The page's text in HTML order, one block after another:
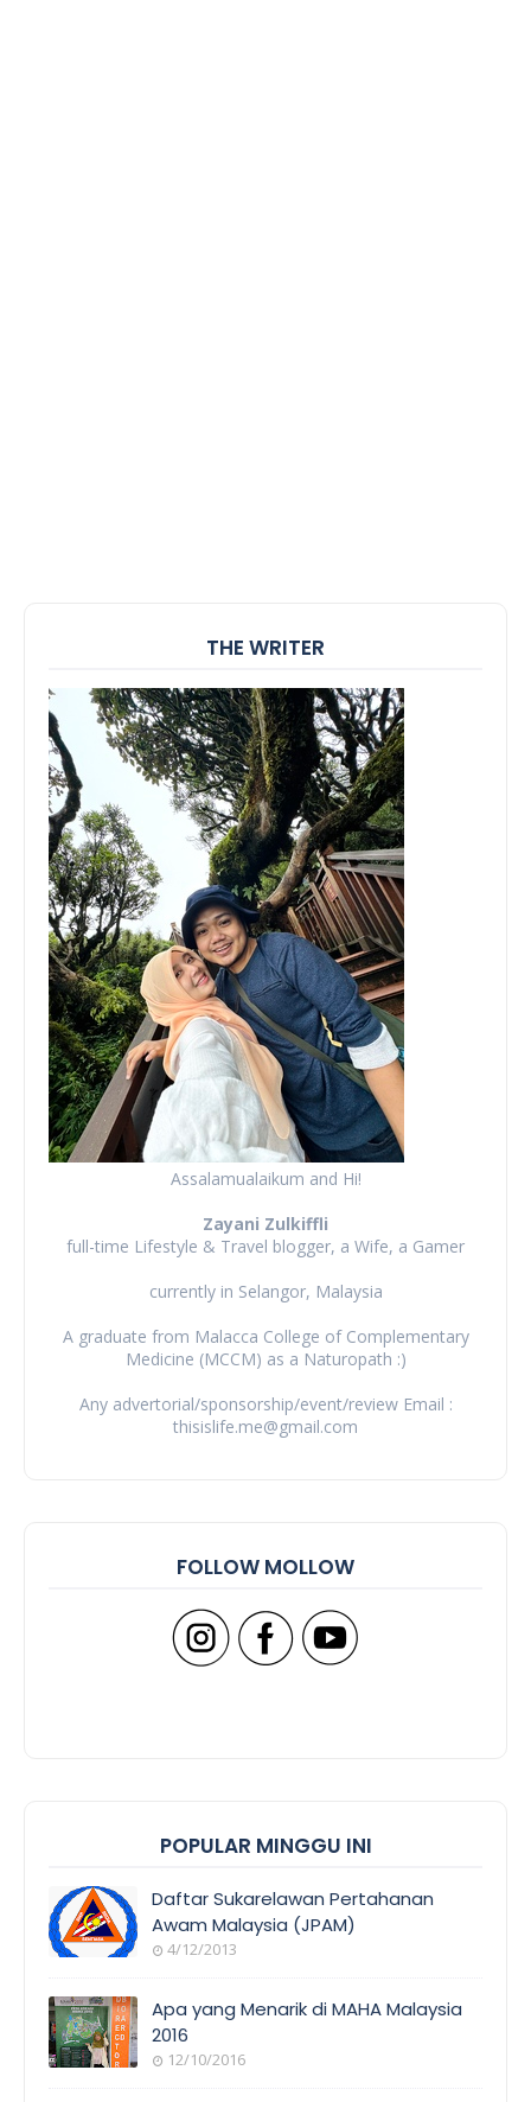
THE WRITER
Assalamualaikum and Hi!
Zayani Zulkiffli
full-time Lifestyle & Travel blogger, a Wife, a Gamer
currently in Selangor, Malaysia
A graduate from Malacca College of Complementary
Medicine (MCCM) as a Naturopath :)
Any advertorial/sponsorship/event/review Email :
thisislife.me@gmail.com
FOLLOW MOLLOW
POPULAR MINGGU INI
Daftar Sukarelawan Pertahanan
Awam Malaysia (JPAM)
4/12/2013
Apa yang Menarik di MAHA Malaysia
2016
12/10/2016